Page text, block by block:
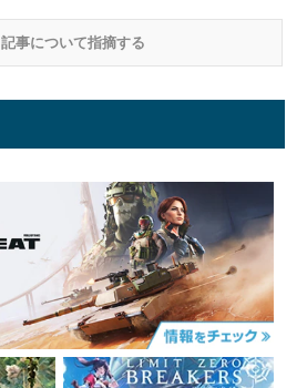
記事について指摘する